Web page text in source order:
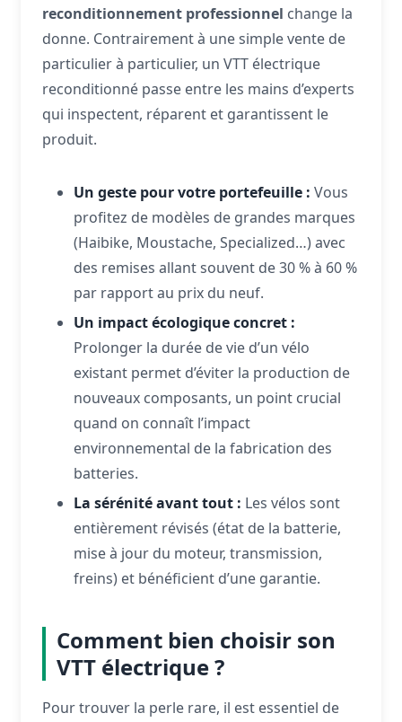
reconditionnement professionnel change la
donne. Contrairement à une simple vente de
particulier à particulier, un VTT électrique
reconditionné passe entre les mains d’experts
qui inspectent, réparent et garantissent le
produit.
Un geste pour votre portefeuille : Vous
profitez de modèles de grandes marques
(Haibike, Moustache, Specialized…) avec
des remises allant souvent de 30 % à 60 %
par rapport au prix du neuf.
Un impact écologique concret :
Prolonger la durée de vie d’un vélo
existant permet d’éviter la production de
nouveaux composants, un point crucial
quand on connaît l’impact
environnemental de la fabrication des
batteries.
La sérénité avant tout : Les vélos sont
entièrement révisés (état de la batterie,
mise à jour du moteur, transmission,
freins) et bénéficient d’une garantie.
Comment bien choisir son
VTT électrique ?
Pour trouver la perle rare, il est essentiel de